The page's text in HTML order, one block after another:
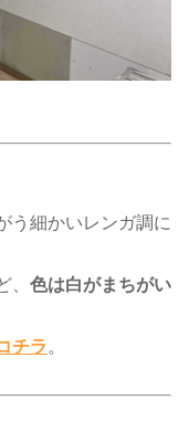
う細かいレンガ調に
、 色は白がまちがい
チラ ​。